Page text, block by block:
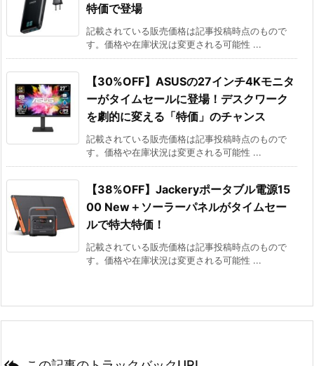
特価で登場
記載されている販売価格は記事投稿時点のもので
す。価格や在庫状況は変更される可能性 ...
【30%OFF】ASUSの27インチ4Kモニタ
ーがタイムセールに登場！デスクワーク
を劇的に変える「特価」のチャンス
記載されている販売価格は記事投稿時点のもので
す。価格や在庫状況は変更される可能性 ...
【38%OFF】Jackeryポータブル電源15
00 New＋ソーラーパネルがタイムセー
ルで特大特価！
記載されている販売価格は記事投稿時点のもので
す。価格や在庫状況は変更される可能性 ...